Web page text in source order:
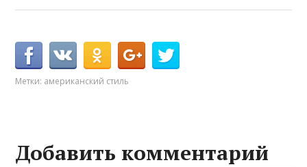
Метки: американский стиль
Добавить комментарий